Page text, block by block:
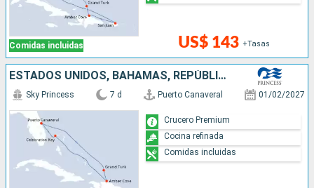
Comidas incluidas US$ 143 +Tasas
ESTADOS UNIDOS, BAHAMAS, REPÚBLICA DOMINICANA
Sky Princess 7 d Puerto Canaveral 01/02/2027
Crucero Premium
Cocina refinada
Comidas incluidas